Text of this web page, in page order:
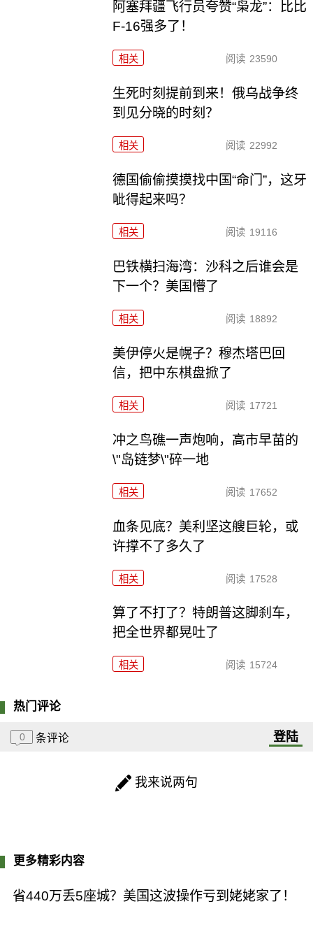
阿塞拜疆飞行员夸赞“枭龙”：比比
F-16强多了！
相关 阅读 23590
生死时刻提前到来！俄乌战争终
到见分晓的时刻？
相关 阅读 22992
德国偷偷摸摸找中国“命门”，这牙
呲得起来吗？
相关 阅读 19116
巴铁横扫海湾：沙科之后谁会是
下一个？美国懵了
相关 阅读 18892
美伊停火是幌子？穆杰塔巴回
信，把中东棋盘掀了
相关 阅读 17721
冲之鸟礁一声炮响，高市早苗的
\"岛链梦\"碎一地
相关 阅读 17652
血条见底？美利坚这艘巨轮，或
许撑不了多久了
相关 阅读 17528
算了不打了？特朗普这脚刹车，
把全世界都晃吐了
相关 阅读 15724
热门评论
0 条评论 登陆
我来说两句
更多精彩内容
省440万丢5座城？美国这波操作亏到姥姥家了！